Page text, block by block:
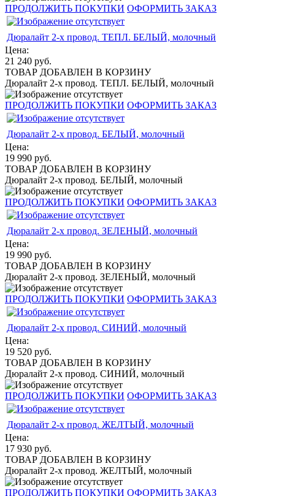
ПРОДОЛЖИТЬ ПОКУПКИ ОФОРМИТЬ ЗАКАЗ
Дюралайт 2-х провод. ТЕПЛ. БЕЛЫЙ, молочный
Цена:
21 240 руб.
ТОВАР ДОБАВЛЕН В КОРЗИНУ
Дюралайт 2-х провод. ТЕПЛ. БЕЛЫЙ, молочный
ПРОДОЛЖИТЬ ПОКУПКИ ОФОРМИТЬ ЗАКАЗ
Дюралайт 2-х провод. БЕЛЫЙ, молочный
Цена:
19 990 руб.
ТОВАР ДОБАВЛЕН В КОРЗИНУ
Дюралайт 2-х провод. БЕЛЫЙ, молочный
ПРОДОЛЖИТЬ ПОКУПКИ ОФОРМИТЬ ЗАКАЗ
Дюралайт 2-х провод. ЗЕЛЕНЫЙ, молочный
Цена:
19 990 руб.
ТОВАР ДОБАВЛЕН В КОРЗИНУ
Дюралайт 2-х провод. ЗЕЛЕНЫЙ, молочный
ПРОДОЛЖИТЬ ПОКУПКИ ОФОРМИТЬ ЗАКАЗ
Дюралайт 2-х провод. СИНИЙ, молочный
Цена:
19 520 руб.
ТОВАР ДОБАВЛЕН В КОРЗИНУ
Дюралайт 2-х провод. СИНИЙ, молочный
ПРОДОЛЖИТЬ ПОКУПКИ ОФОРМИТЬ ЗАКАЗ
Дюралайт 2-х провод. ЖЕЛТЫЙ, молочный
Цена:
17 930 руб.
ТОВАР ДОБАВЛЕН В КОРЗИНУ
Дюралайт 2-х провод. ЖЕЛТЫЙ, молочный
ПРОДОЛЖИТЬ ПОКУПКИ ОФОРМИТЬ ЗАКАЗ